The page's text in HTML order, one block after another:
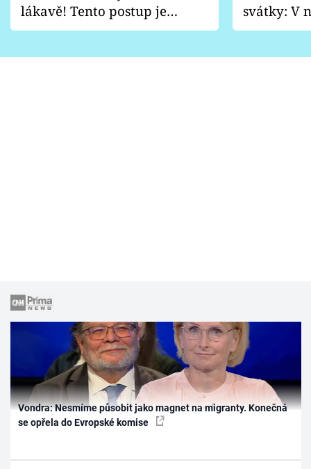
lákavě! Tento postup je
vhodný jen pro některé
svátky: V
pondělí
Vondra: Nesmíme působit jako magnet na migranty. Konečná
se opřela do Evropské komise